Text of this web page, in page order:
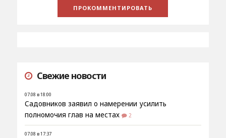
Свежие новости
07.08 в 18:00
Садовников заявил о намерении усилить
полномочия глав на местах
2
07.08 в 17:37